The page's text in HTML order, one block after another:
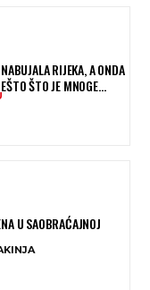
RIJEKA, A ONDA
ŠTO JE MNOGE
U SAOBRAĆAJNOJ